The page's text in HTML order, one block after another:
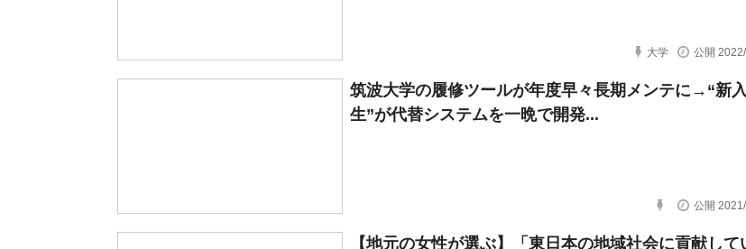
大学 公開
筑波大学の履修ツールが年度早々長期メンテに→“新入
生”が代替システムを一晩で開発...
公開
【地元の女性が選ぶ】「東日本の地域社会に貢献して